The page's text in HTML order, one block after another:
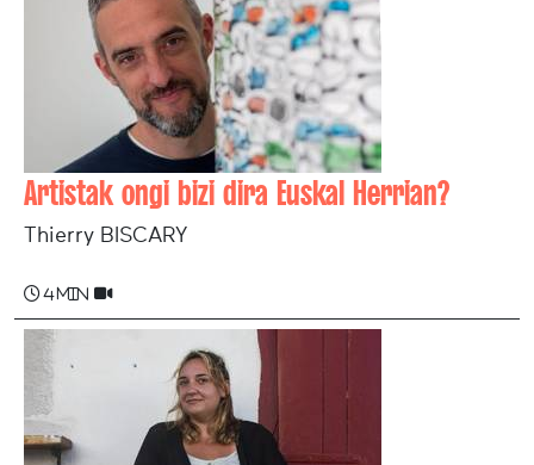
Artistak ongi bizi dira Euskal Herrian?
Thierry BISCARY
4 min